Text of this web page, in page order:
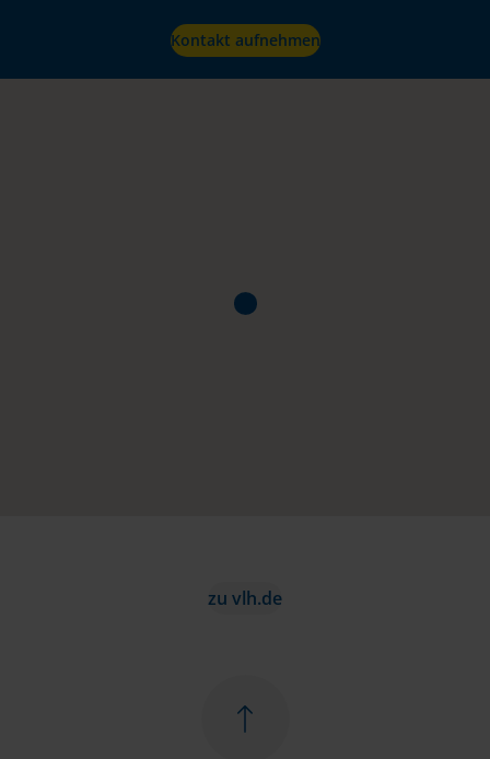
Kontakt aufnehmen
zu vlh.de